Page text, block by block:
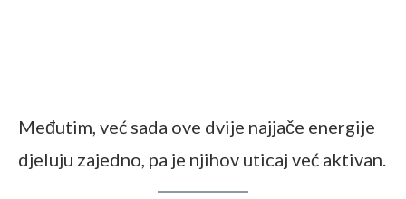
Međutim, već sada ove dvije najjače energije
djeluju zajedno, pa je njihov uticaj već aktivan.